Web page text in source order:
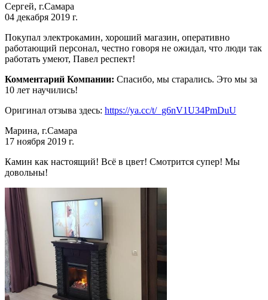
Сергей, г.Самара
04 декабря 2019 г.
Покупал электрокамин, хороший магазин, оперативно
работающий персонал, честно говоря не ожидал, что люди так
работать умеют, Павел респект!
Комментарий Компании: Спасибо, мы старались. Это мы за
10 лет научились!
Оригинал отзыва здесь: https://ya.cc/t/_g6nV1U34PmDuU
Марина, г.Самара
17 ноября 2019 г.
Камин как настоящий! Всё в цвет! Смотрится супер! Мы
довольны!